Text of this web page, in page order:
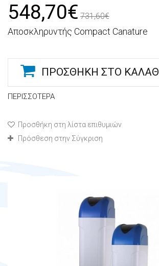
548,70€ 731,60€
Αποσκληρυντής Compact Canature
ΠΡΟΣΘΉΚΗ ΣΤΟ ΚΑΛΆΘΙ
ΠΕΡΙΣΣΌΤΕΡΑ
Προσθήκη στη λίστα επιθυμιών
Πρόσθεση στην Σύγκριση